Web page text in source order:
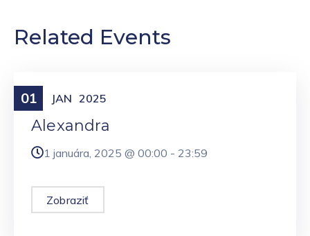
Related Events
01 JAN 2025
Meniny
Alexandra
1 januára, 2025 @ 00:00 - 23:59
Zobraziť